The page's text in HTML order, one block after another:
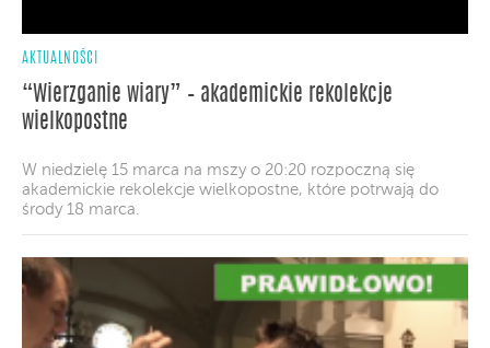
AKTUALNOŚCI
“Wierzganie wiary” – akademickie rekolekcje
wielkopostne
W niedzielę 15 marca na mszy o 20:20 rozpoczną się
akademickie rekolekcje wielkopostne, które potrwają do
środy 18 marca.